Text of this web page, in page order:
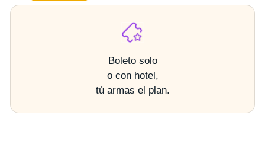
Boleto solo
o con hotel,
tú armas el plan.